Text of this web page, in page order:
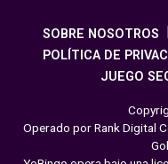
SOBRE NOSOTROS
POLÍTICA DE
JUEGO
Operado por Rank Digital